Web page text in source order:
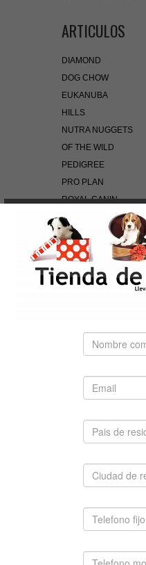
ARTICULOS
DIAMOND
DOG CHOW
EUKANUBA
HILLS
NUTRA NUGGETS
OF THE WILD
PEDIGREE
PRO PLAN
ROYAL CANIN
Use palabras clave